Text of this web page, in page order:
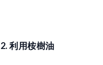
2. 利用桉樹油